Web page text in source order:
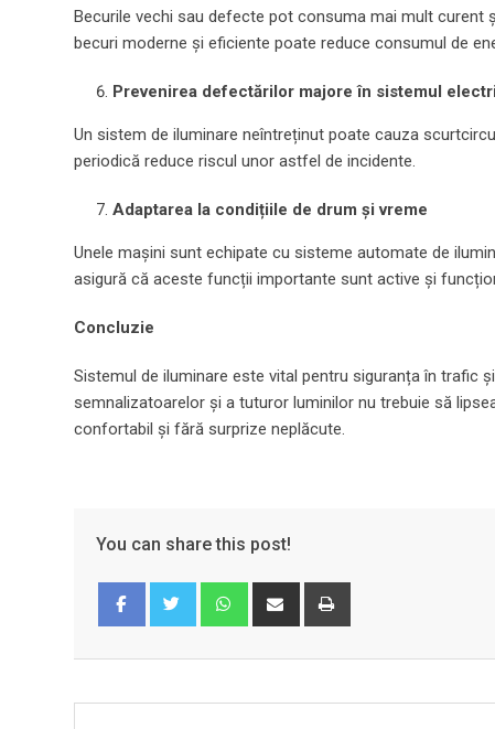
Becurile vechi sau defecte pot consuma mai mult curent
becuri moderne și eficiente poate reduce consumul de
Prevenirea defectărilor majore în sistemul
Un sistem de iluminare neîntreținut poate cauza
periodică reduce riscul unor astfel de incidente.
Adaptarea la condițiile de drum și vreme
Unele mașini sunt echipate cu sisteme automate de
asigură că aceste funcții importante sunt active și
Concluzie
Sistemul de iluminare este vital pentru siguranța în trafic
semnalizatoarelor și a tuturor luminilor nu trebuie să
confortabil și fără surprize neplăcute.
You can share this post!
WhatsappShare